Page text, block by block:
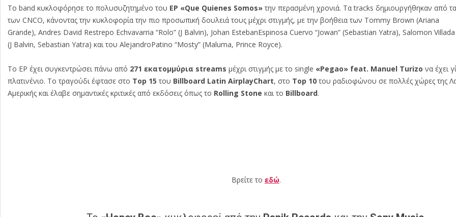
To band κυκλοφόρησε το πολυσυζητημένο του EP «Que Quienes Somos» την περασμένη χρονιά. Τα tracks δημιουργήθηκαν από
των CNCO, κάνοντας την κυκλοφορία την πιο προσωπική δουλειά τους μέχρι στιγμής, με την βοήθεια των Tommy Brown (Ariana
Grande), Andres David Restrepo Echvavarria “Rolo” (J Balvin), Johan EstebanEspinosa Cuervo “Jowan” (Sebastian Yatra), Salomon
(J Balvin, Sebastian Yatra) και του AlejandroPatino “Mosty” (Maluma, Prince Royce).
To EP έχει συγκεντρώσει πάνω από 271 εκατομμύρια streams μέχρι στιγμής με το single «Pegao» feat. Manuel Turizo να έχει
πλατινένιο. Το τραγούδι έφτασε στο Top 15 του Billboard Latin AirplayChart, στο Top 10 του ραδιοφώνου σε πολλές χώρες της
Αμερικής και έλαβε σημαντικές κριτικές από εκδόσεις όπως το Rolling Stone και το Billboard.
Βρείτε το εδώ.